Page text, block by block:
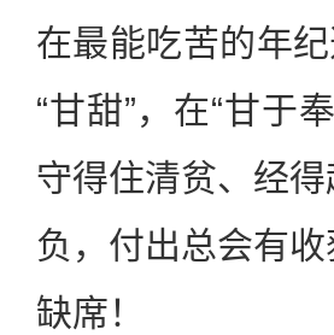
在最能吃苦的年
“甘甜”，在“甘于
守得住清贫、经
负，付出总会有
缺席！